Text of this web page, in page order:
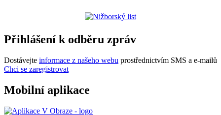
Přihlášení k odběru zpráv
Dostávejte informace z našeho webu prostřednictvím SMS a e-mailů
Chci se zaregistrovat
Mobilní aplikace